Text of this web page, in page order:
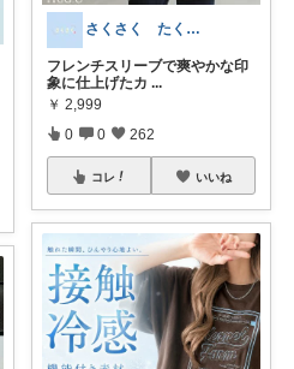
さくさく たくさんの訪問感謝です🙇
フレンチスリーブで爽やかな印
象に仕上げたカ ...
￥ 2,999
0 0 262
コレ いいね